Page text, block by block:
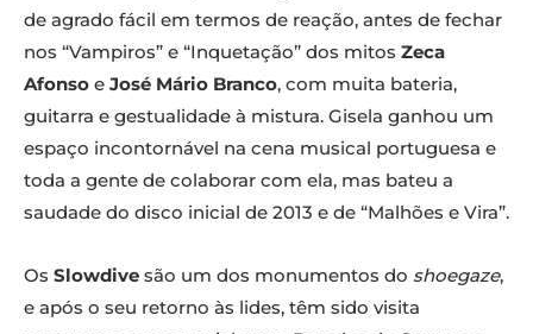
de agrado fácil em termos de reação, antes de fechar
nos “Vampiros” e “Inquetação” dos mitos Zeca
Afonso e José Mário Branco, com muita bateria,
guitarra e gestualidade à mistura. Gisela ganhou um
espaço incontornável na cena musical portuguesa e
toda a gente de colaborar com ela, mas bateu a
saudade do disco inicial de 2013 e de “Malhões e Vira”.
Os Slowdive são um dos monumentos do shoegaze,
e após o seu retorno às lides, têm sido visita